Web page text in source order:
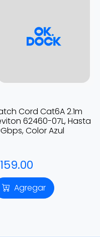
Cord Cat6A 2.1m
62460-07L, Hasta
Color Azul
Agregar